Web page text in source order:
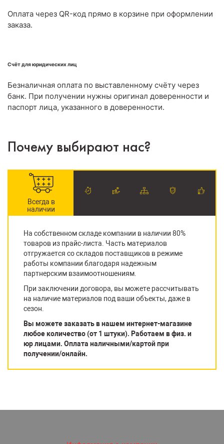
Оплата через QR-код прямо в корзине при оформлении
заказа.
Счёт для юридических лиц
Безналичная оплата по выставленному счёту через
банк. При получении нужны оригинал доверенности и
паспорт лица, указанного в доверенности.
Почему выбирают нас?
Всегда в
наличии
На собственном складе компании в наличии 80%
товаров из прайс-листа. Часть материалов
отгружается со складов поставщиков в режиме
работы компании благодаря надежным
партнерским взаимоотношениям.
При заключении договора, вы можете рассчитывать
на наличие материалов под ваши объекты, даже в
сезон.
Вы можете заказать в нашем интернет-магазине
любое количество (от 1 штуки). Работаем в физ. и
юр лицами. Оплата наличными/картой при
получении/онлайн.